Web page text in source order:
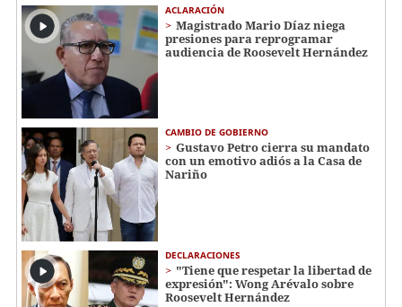
ACLARACIÓN
Magistrado Mario Díaz niega
presiones para reprogramar
audiencia de Roosevelt Hernández
CAMBIO DE GOBIERNO
Gustavo Petro cierra su mandato
con un emotivo adiós a la Casa de
Nariño
DECLARACIONES
"Tiene que respetar la libertad de
expresión": Wong Arévalo sobre
Roosevelt Hernández